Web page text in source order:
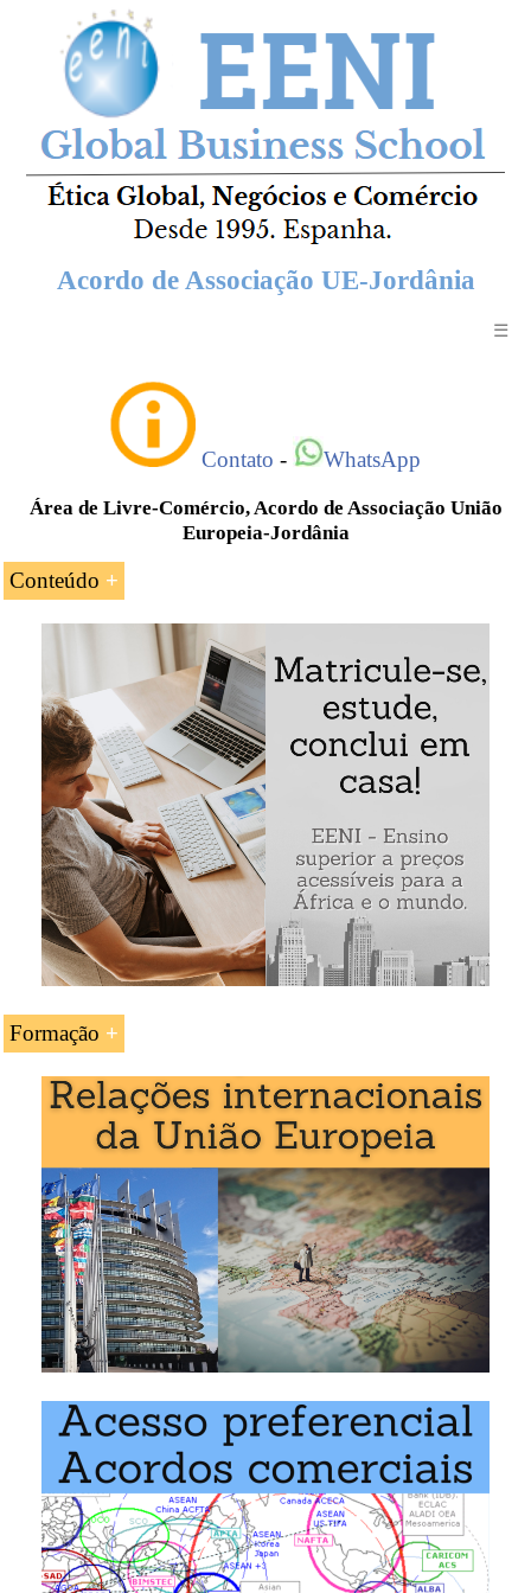
Acordo de Associação UE-Jordânia
☰
Contato - WhatsApp
Área de Livre-Comércio, Acordo de Associação União
Europeia-Jordânia
Conteúdo
Introdução ao Acordo de Associação União
Jordânia
As principais características do Acordo de
Associação UE-Jordânia
Exemplo: Acordo União Europeia-Jordânia:
Formação
A UC «Acordo de Associação UE-Jordânia» é
estudada nos seguintes programas ministrados pela EENI
Global Business School:
Mestrado em Negócios Internacionais,Comércio
Exterior.